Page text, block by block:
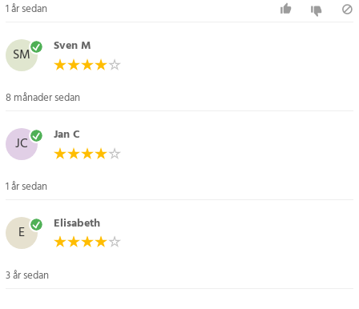
1 år sedan
SM Sven M
8 månader sedan
JC Jan C
1 år sedan
E Elisabeth
3 år sedan